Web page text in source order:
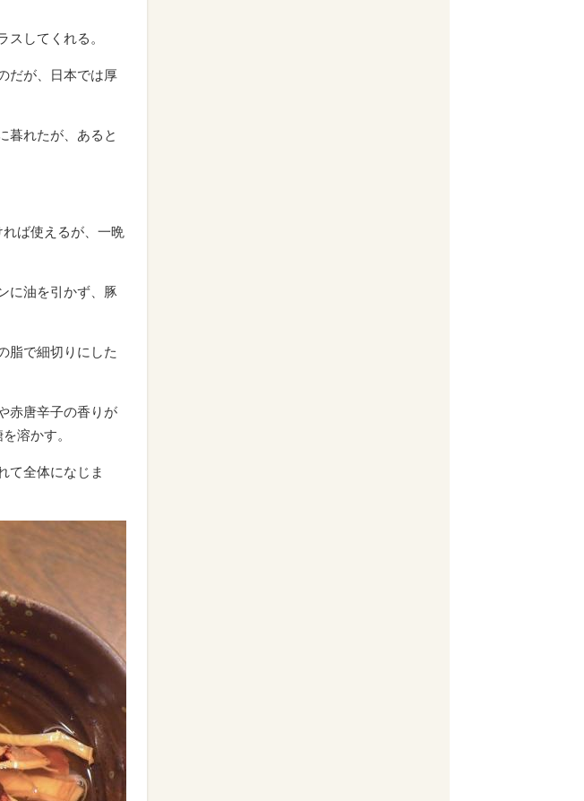
してくれる。
だが、日本では厚
暮れたが、あると
ば使えるが、一晩
に油を引かず、豚
脂で細切りにした
赤唐辛子の香りが
溶かす。
て全体になじま